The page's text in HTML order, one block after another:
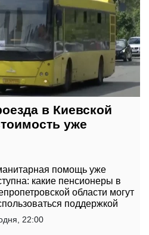
в Киевской
уже
помощь уже
какие пенсионеры в
области могут
поддержкой
22:00